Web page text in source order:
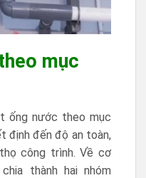
mục
ống nước theo mục
định đến độ an toàn,
công trình. Về cơ
thành hai nhóm